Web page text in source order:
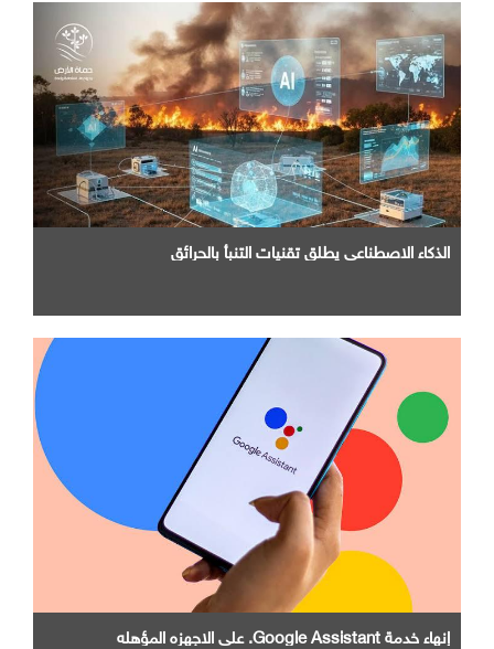
الذكاء الاصطناعي يطلق تقنيات التنبأ بالحرائق
إنهاء خدمة Google Assistant. علي الاجهزه المؤهله